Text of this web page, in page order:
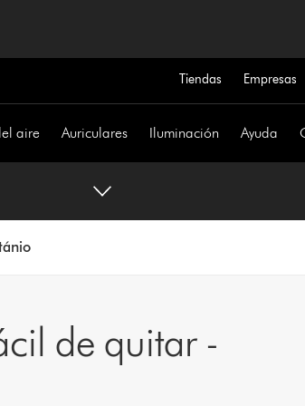
Tiendas Empresas
aire Auriculares Iluminación Ayuda
de quitar -